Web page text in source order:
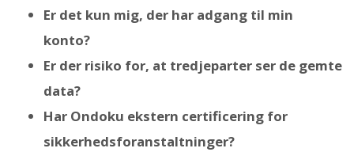
Er det kun mig, der har adgang til min
konto?
Er der risiko for, at tredjeparter ser de gemte
data?
Har Ondoku ekstern certificering for
sikkerhedsforanstaltninger?